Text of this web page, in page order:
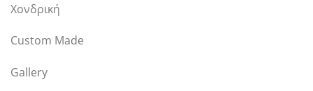
Χονδρική
Custom Made
Gallery